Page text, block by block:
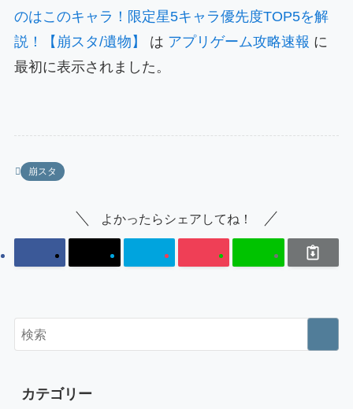
のはこのキャラ！限定星5キャラ優先度TOP5を解
説！【崩スタ/遺物】
は アプリゲーム攻略速報 に
最初に表示されました。
崩スタ
よかったらシェアしてね！
カテゴリー